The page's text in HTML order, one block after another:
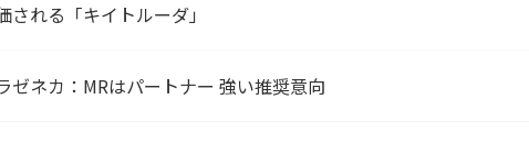
される「キイトルーダ」
ゼネカ：MRはパートナー 強い推奨意向